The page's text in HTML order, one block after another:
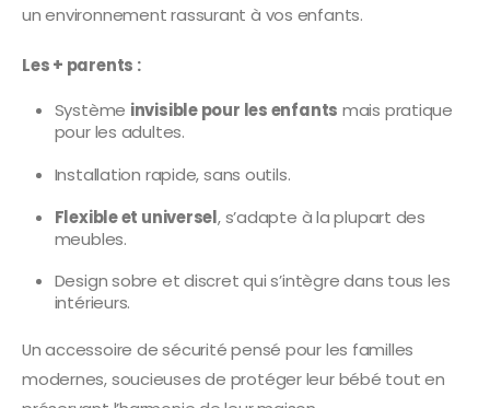
un environnement rassurant à vos enfants.
Les + parents :
Système invisible pour les enfants mais pratique
pour les adultes.
Installation rapide, sans outils.
Flexible et universel, s’adapte à la plupart des
meubles.
Design sobre et discret qui s’intègre dans tous les
intérieurs.
Un accessoire de sécurité pensé pour les familles
modernes, soucieuses de protéger leur bébé tout en